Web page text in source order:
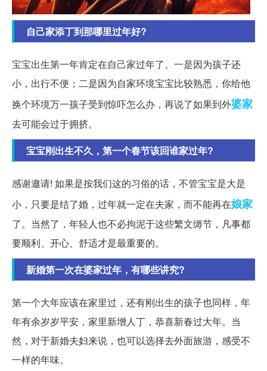
自己家添丁到那哪里过年好?
宝宝出生第一年肯定在自己家过年了。一是因为孩子还
小，出行不便；二是因为自家环境宝宝比较熟悉，你给他
换个环境万一孩子受到惊吓怎么办，再说了如果到外婆家
去可能会过于拥挤。
宝宝刚出生不久，第一个春节该回谁家过年?
感谢邀请! 如果是按我们这的习俗的话，不管宝宝是大是
小，只要是结了婚，过年就一定在夫家，而不能再在娘家
了。当然了，年轻人也不必拘泥于这些繁文缛节，凡事都
要顺利、开心、舒适才是最重要的。
新婚第一次在婆家过年，有哪些讲究?
第一个大年应该在家里过，还有刚出生的孩子也同样，年
年有余岁岁平安，家里新增人丁，恭喜新春过大年。当
然，对于新婚夫妇来说，也可以选择去外面旅游，感受不
一样的年味。